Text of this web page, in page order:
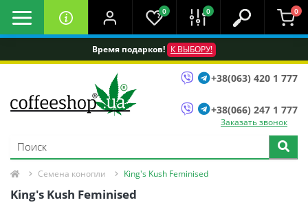
Время подарков! К ВЫБОРУ!
0 0 0
+38(063) 420 1 777
+38(066) 247 1 777
Заказать звонок
Семена конопли King's Kush Feminised
King's Kush Feminised